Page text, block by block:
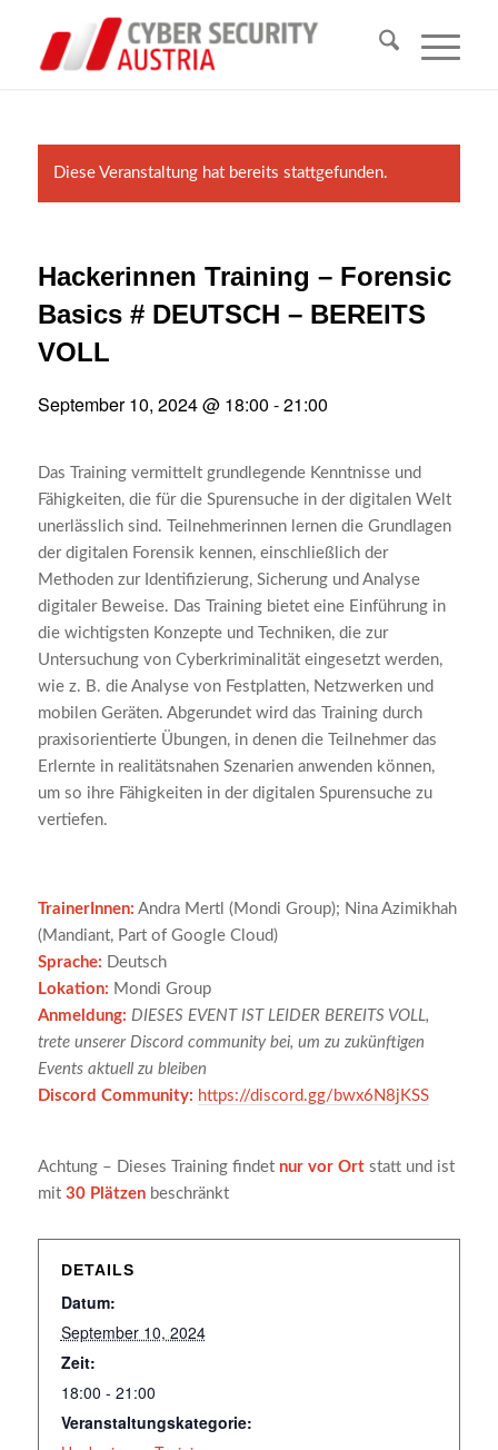
Diese Veranstaltung hat bereits stattgefunden.
Hackerinnen Training – Forensic
Basics # DEUTSCH – BEREITS
VOLL
September 10, 2024 @ 18:00 -21:00
Das Training vermittelt grundlegende Kenntnisse und
Fähigkeiten, die für die Spurensuche in der digitalen Welt
unerlässlich sind. Teilnehmerinnen lernen die Grundlagen
der digitalen Forensik kennen, einschließlich der
Methoden zur Identifizierung, Sicherung und Analyse
digitaler Beweise. Das Training bietet eine Einführung in
die wichtigsten Konzepte und Techniken, die zur
Untersuchung von Cyberkriminalität eingesetzt werden,
wie z. B. die Analyse von Festplatten, Netzwerken und
mobilen Geräten. Abgerundet wird das Training durch
praxisorientierte Übungen, in denen die Teilnehmer das
Erlernte in realitätsnahen Szenarien anwenden können,
um so ihre Fähigkeiten in der digitalen Spurensuche zu
vertiefen.
TrainerInnen: Andra Mertl (Mondi Group); Nina Azimikhah
(Mandiant, Part of Google Cloud)
Sprache: Deutsch
Lokation: Mondi Group
Anmeldung: DIESES EVENT IST LEIDER BEREITS VOLL,
trete unserer Discord community bei, um zu zukünftigen
Events aktuell zu bleiben
Discord Community: https://discord.gg/bwx6N8jKSS
Achtung – Dieses Training findet nur vor Ortstatt und ist
mit 30 Plätzenbeschränkt
DETAILS
Datum:
September 10, 2024
Zeit:
18:00 - 21:00
Veranstaltungskategorie: